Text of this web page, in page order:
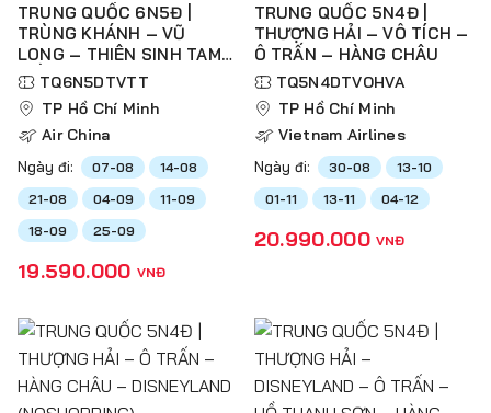
TRUNG QUỐC 6N5Đ |
TRÙNG KHÁNH – VŨ
LONG – THIÊN SINH TAM
KIỀU – TIÊN NỮ SƠN
TQ6N5DTVTT
TP Hồ Chí Minh
Air China
Ngày đi: 07-08
14-08
21-08
04-09
11-09
18-09
25-09
19.590.000 VNĐ
TRUNG QUỐC 5N4Đ |
THƯỢNG HẢI – VÔ TÍCH –
Ô TRẤN – HÀNG CHÂU
TQ5N4DTVOHVA
TP Hồ Chí Minh
Vietnam Airlines
Ngày đi: 30-08
13-10
01-11
13-11 04-12
20.990.000 VNĐ